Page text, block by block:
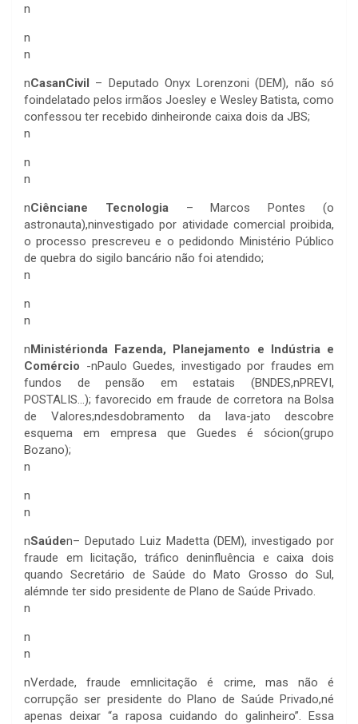
n
n
n
nCasanCivil – Deputado Onyx Lorenzoni (DEM), não só
foindelatado pelos irmãos Joesley e Wesley Batista, como
confessou ter recebido dinheironde caixa dois da JBS;
n
n
n
nCiênciane Tecnologia– Marcos Pontes (o
astronauta),ninvestigado por atividade comercial proibida,
o processo prescreveu e o pedidondo Ministério Público
de quebra do sigilo bancário não foi atendido;
n
n
n
nMinistérionda Fazenda, Planejamento e Indústria e
Comércio -nPaulo Guedes, investigado por fraudes em
fundos de pensão em estatais (BNDES,nPREVI,
POSTALIS…); favorecido em fraude de corretora na Bolsa
de Valores;ndesdobramento da lava-jato descobre
esquema em empresa que Guedes é sócion(grupo
Bozano);
n
n
n
nSaúden– Deputado Luiz Madetta (DEM), investigado por
fraude em licitação, tráfico deninfluência e caixa dois
quando Secretário de Saúde do Mato Grosso do Sul,
alémnde ter sido presidente de Plano de Saúde Privado.
n
n
n
nVerdade, fraude emnlicitação é crime, mas não é
corrupção ser presidente do Plano de Saúde Privado,né
apenas deixar “a raposa cuidando do galinheiro”. Essa